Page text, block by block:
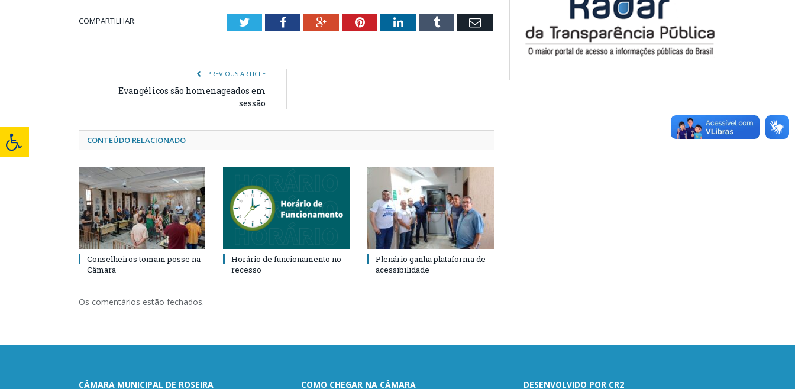
COMPARTILHAR: TwitterFacebookGoogle+PinterestLinkedInTumblr Email
PREVIOUS ARTICLE
Evangélicos são homenageados em
sessão
CONTEÚDO RELACIONADO
Conselheiros tomam posse na
Câmara
Horário de funcionamento no
recesso
Plenário ganha plataforma de
acessibilidade
Os comentários estão fechados.
CÂMARA MUNICIPAL DE ROSEIRA COMO CHEGAR NA CÂMARA DESENVOLVIDO POR CR2